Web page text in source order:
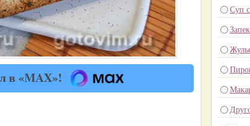
в «MAX»!
Суп